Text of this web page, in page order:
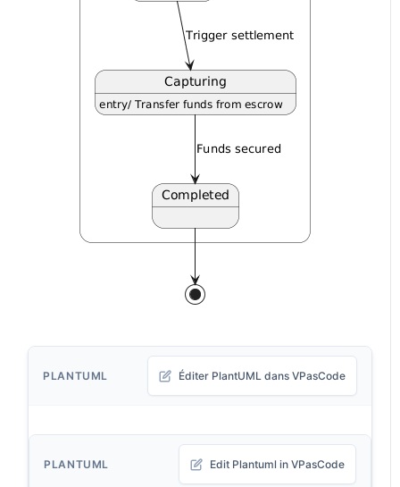
PLANTUML Éditer PlantUML dans VPasCode
PLANTUML Edit Plantuml in VPasCode